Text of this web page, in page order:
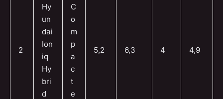
2
Hy
un
dai
Ion
iq
Hy
bri
d
C
o
m
p
a
c
t
e
5,2 6,3 4 4,9